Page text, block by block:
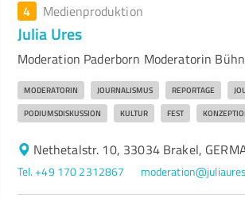
4 Medienproduktion
Julia Ures
Moderation Paderborn Moderatorin
MODERATORIN JOURNALISMUS REPORTAGE
PODIUMSDISKUSSION KULTUR FEST
Nethetalstr. 10, 33034 Brakel,
Tel. +49 170 2312867